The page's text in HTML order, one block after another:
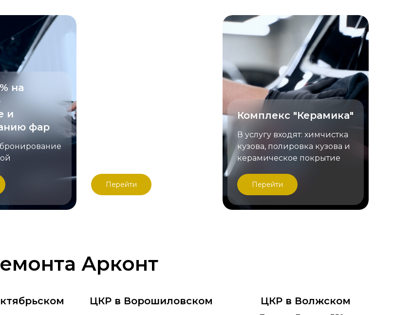
на
и
фар
Перейти
Комплекс "Керамика"
В услугу входят: химчистка
кузова, полировка кузова и
керамическое покрытие
Перейти
Арконт
ЦКР в Волжском
ЦКР в Ворошиловском